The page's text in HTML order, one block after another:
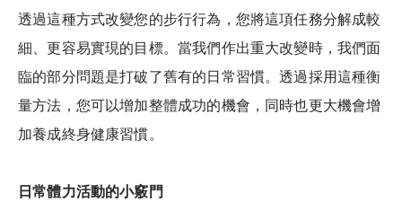
透過這種方式改變您的步行行為，您將這項任務分解成較
細、更容易實現的目標。當我們作出重大改變時，我們面
臨的部分問題是打破了舊有的日常習慣。透過採用這種衡
量方法，您可以增加整體成功的機會，同時也更大機會增
加養成終身健康習慣。
日常體力活動的小竅門